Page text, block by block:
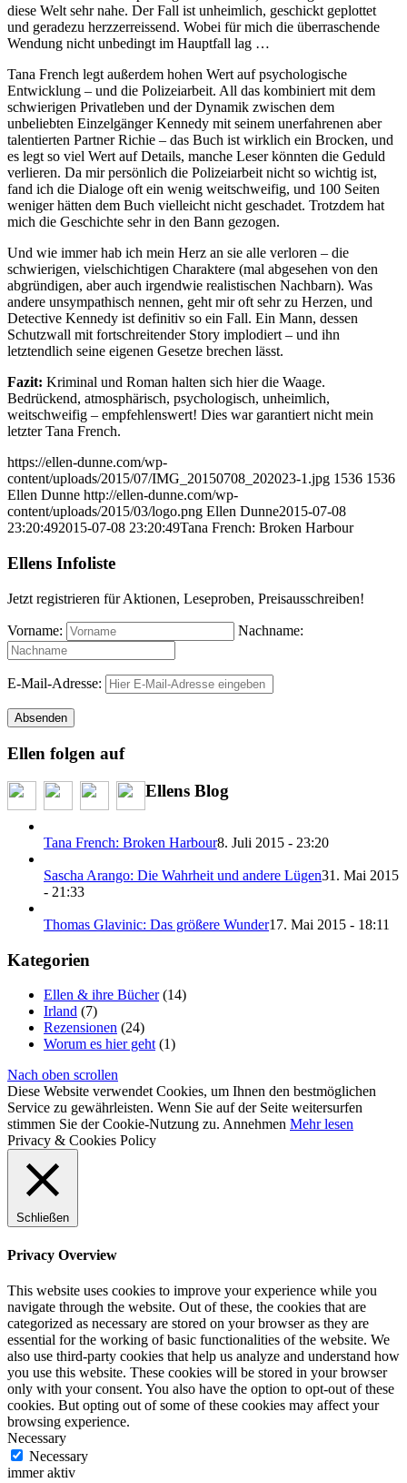
diese Welt sehr nahe. Der Fall ist unheimlich, geschickt geplottet
und geradezu herzzerreissend. Wobei für mich die überraschende
Wendung nicht unbedingt im Hauptfall lag …
Tana French legt außerdem hohen Wert auf psychologische
Entwicklung – und die Polizeiarbeit. All das kombiniert mit dem
schwierigen Privatleben und der Dynamik zwischen dem
unbeliebten Einzelgänger Kennedy mit seinem unerfahrenen aber
talentierten Partner Richie – das Buch ist wirklich ein Brocken, und
es legt so viel Wert auf Details, manche Leser könnten die Geduld
verlieren. Da mir persönlich die Polizeiarbeit nicht so wichtig ist,
fand ich die Dialoge oft ein wenig weitschweifig, und 100 Seiten
weniger hätten dem Buch vielleicht nicht geschadet. Trotzdem hat
mich die Geschichte sehr in den Bann gezogen.
Und wie immer hab ich mein Herz an sie alle verloren – die
schwierigen, vielschichtigen Charaktere (mal abgesehen von den
abgründigen, aber auch irgendwie realistischen Nachbarn). Was
andere unsympathisch nennen, geht mir oft sehr zu Herzen, und
Detective Kennedy ist definitiv so ein Fall. Ein Mann, dessen
Schutzwall mit fortschreitender Story implodiert – und ihn
letztendlich seine eigenen Gesetze brechen lässt.
Fazit: Kriminal und Roman halten sich hier die Waage.
Bedrückend, atmosphärisch, psychologisch, unheimlich,
weitschweifig – empfehlenswert! Dies war garantiert nicht mein
letzter Tana French.
https://ellen-dunne.com/wp-
content/uploads/2015/07/IMG_20150708_202023-1.jpg 1536 1536
Ellen Dunne http://ellen-dunne.com/wp-
content/uploads/2015/03/logo.png Ellen Dunne2015-07-08
23:20:492015-07-08 23:20:49Tana French: Broken Harbour
Ellens Infoliste
Jetzt registrieren für Aktionen, Leseproben, Preisausschreiben!
Vorname: Nachname:
E-Mail-Adresse:
Ellen folgen auf
Ellens Blog
Tana French: Broken Harbour8. Juli 2015 - 23:20
Sascha Arango: Die Wahrheit und andere Lügen31. Mai 2015
- 21:33
Thomas Glavinic: Das größere Wunder17. Mai 2015 - 18:11
Kategorien
Ellen & ihre Bücher(14)
Irland (7)
Rezensionen (24)
Worum es hier geht (1)
Nach oben scrollen
Diese Website verwendet Cookies, um Ihnen den bestmöglichen
Service zu gewährleisten. Wenn Sie auf der Seite weitersurfen
stimmen Sie der Cookie-Nutzung zu. Annehmen Mehr lesen
Privacy & Cookies Policy
Schließen
Privacy Overview
This website uses cookies to improve your experience while you
navigate through the website. Out of these, the cookies that are
categorized as necessary are stored on your browser as they are
essential for the working of basic functionalities of the website. We
also use third-party cookies that help us analyze and understand how
you use this website. These cookies will be stored in your browser
only with your consent. You also have the option to opt-out of these
cookies. But opting out of some of these cookies may affect your
browsing experience.
Necessary
Necessary
immer aktiv